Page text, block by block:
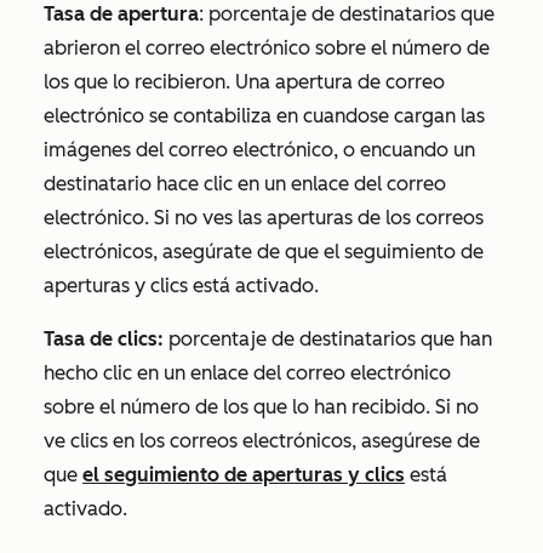
Tasa de apertura: porcentaje de destinatarios que
abrieron el correo electrónico sobre el número de
los que lo recibieron. Una apertura de correo
electrónico se contabiliza en cuandose cargan las
imágenes del correo electrónico, o encuando un
destinatario hace clic en un enlace del correo
electrónico. Si no ves las aperturas de los correos
electrónicos, asegúrate de que el seguimiento de
aperturas y clics está activado.
Tasa de clics: porcentaje de destinatarios que han
hecho clic en un enlace del correo electrónico
sobre el número de los que lo han recibido. Si no
ve clics en los correos electrónicos, asegúrese de
que el seguimiento de aperturas y clics está
activado.